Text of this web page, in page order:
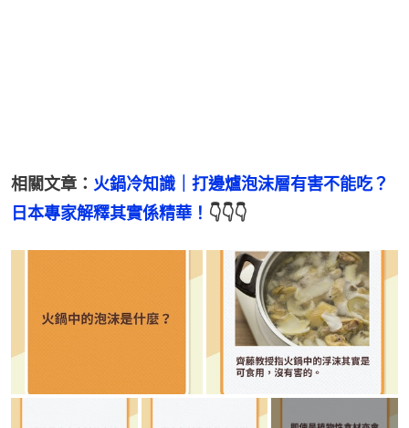
相關文章： 火鍋冷知識｜打邊爐泡沫層有害不能吃？
日本專家解釋其實係精華！ 👇👇👇